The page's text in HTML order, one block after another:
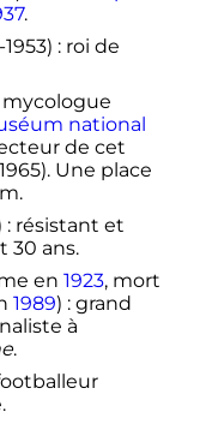
.
1953) : roi de
mycologue
national
de cet
Une place
: résistant et
30 ans.
en 1923, mort
1989) : grand
à
.